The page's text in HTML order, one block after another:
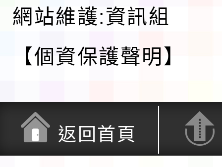
網站維護:資訊組
【個資保護聲明】
返回首頁